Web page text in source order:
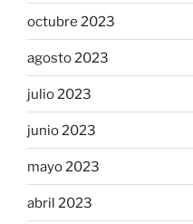
octubre 2023
agosto 2023
julio 2023
junio 2023
mayo 2023
abril 2023